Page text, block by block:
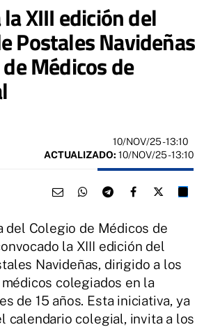
XIII edición del
Postales Navideñas
Médicos de
10/NOV/25- 13:10
ACTUALIZADO: 10/NOV/25 - 13:10
del Colegio de Médicos de
la XIII edición del
Navideñas, dirigido a los
colegiados en la
de 15 años. Esta iniciativa, ya
calendario colegial, invita a los